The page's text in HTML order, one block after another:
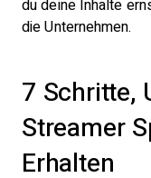
du deine Inhalte
die Unternehmen.
7 Schritte,
Streamer
Erhalten